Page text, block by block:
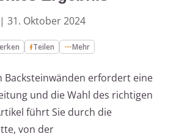
| 31. Oktober 2024
Teilen Mehr
Backsteinwänden erfordert eine
und die Wahl des richtigen
führt Sie durch die
von der